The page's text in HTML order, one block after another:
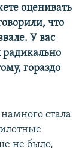
оценивать
что
У вас
радикально
гораздо
стала
не было,